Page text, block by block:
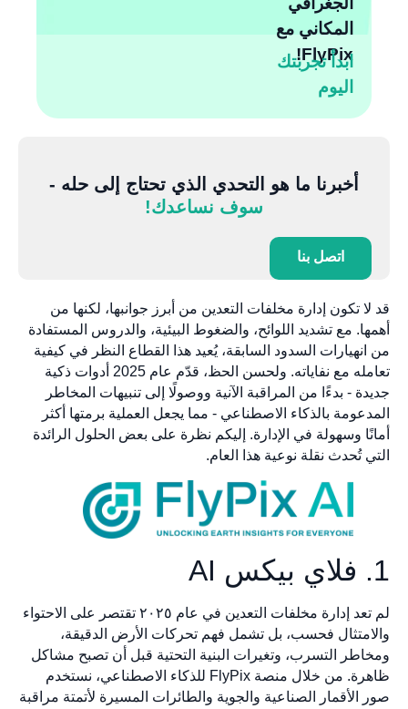
المكاني مع
FlyPix!
ابدأ تجربتك
اليوم
أخبرنا ما هو التحدي الذي تحتاج إلى حله -
سوف نساعدك!
اتصل بنا
قد لا تكون إدارة مخلفات التعدين من أبرز جوانبها، لكنها من
أهمها. مع تشديد اللوائح، والضغوط البيئية، والدروس المستفادة
من انهيارات السدود السابقة، يُعيد هذا القطاع النظر في كيفية
تعامله مع نفاياته. ولحسن الحظ، قدّم عام 2025 أدوات ذكية
جديدة - بدءًا من المراقبة الآنية ووصولًا إلى تنبيهات المخاطر
المدعومة بالذكاء الاصطناعي - مما يجعل العملية برمتها أكثر
أمانًا وسهولة في الإدارة. إليكم نظرة على بعض الحلول الرائدة
التي تُحدث نقلة نوعية هذا العام.
1. فلاي بيكس AI
لم تعد إدارة مخلفات التعدين في عام ٢٠٢٥ تقتصر على الاحتواء
والامتثال فحسب، بل تشمل فهم تحركات الأرض الدقيقة،
ومخاطر التسرب، وتغيرات البنية التحتية قبل أن تصبح مشاكل
ظاهرة. من خلال منصة FlyPix للذكاء الاصطناعي، نستخدم
صور الأقمار الصناعية والجوية والطائرات المسيرة لأتمتة مراقبة